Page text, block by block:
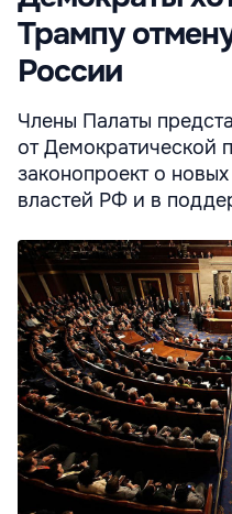
Трампу
России
Члены Палаты
от Демократической
законопроект о
властей РФ и в